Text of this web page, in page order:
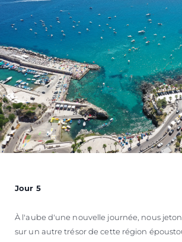
Jour 5
À l'aube d'une nouvelle journée, nous
sur un autre trésor de cette région